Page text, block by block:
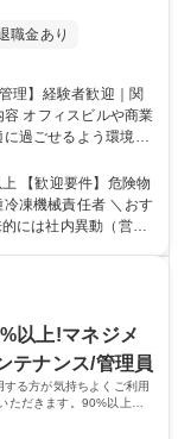
職金あり
過ごせるよう環境維
スキルを磨きながら
ジュール作成/各テナ
発生後の点検、火災
残業月15h程度
【歓迎要件】危険物
械責任者 ＼おす
には社内異動（営
して長くご活躍いた
との両立も可能で
以上!マネジメ
テナンス/管理員
る方が気持ちよくご利用
ただきます。90%以上の